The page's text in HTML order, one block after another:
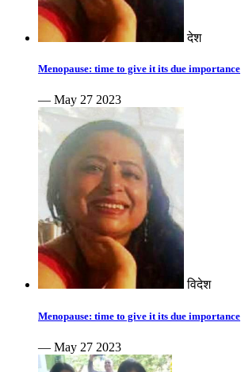
देश
Menopause: time to give it its due importance
— May 27 2023
विदेश
Menopause: time to give it its due importance
— May 27 2023